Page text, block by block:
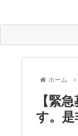
ホーム
【緊
す。